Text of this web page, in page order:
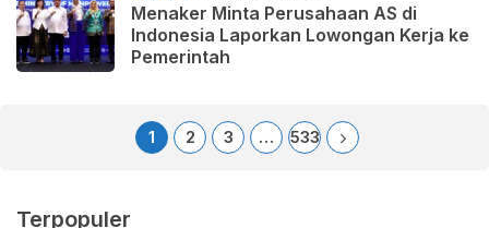
Menaker Minta Perusahaan AS di
Indonesia Laporkan Lowongan Kerja ke
Pemerintah
1 2 3 … 533
Terpopuler